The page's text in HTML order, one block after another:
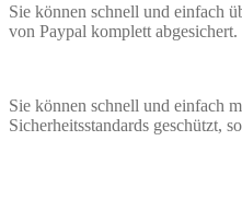
Sie können schnell und einfach
von Paypal komplett abgesichert.
Sie können schnell und einfach
Sicherheitsstandards geschützt,